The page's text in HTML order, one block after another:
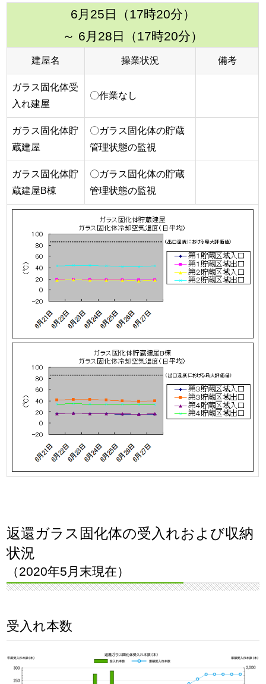
6月25日（17時20分）
～ 6月28日（17時20分）
建屋名 操業状況 備考
ガラス固化体受
入れ建屋
〇作業なし
ガラス固化体貯
蔵建屋
〇ガラス固化体の貯蔵
管理状態の監視
ガラス固化体貯
蔵建屋B棟
〇ガラス固化体の貯蔵
管理状態の監視
返還ガラス固化体の受入れおよび収納
状況
（2020年5月末現在）
受入れ本数